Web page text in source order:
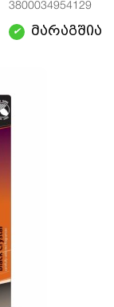
3800034954129
✔ მარაგშია